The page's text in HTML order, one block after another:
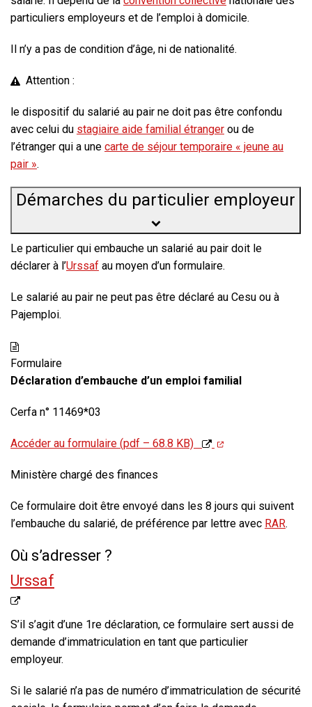
particuliers employeurs et de l’emploi à domicile.
Il n’y a pas de condition d’âge, ni de nationalité.
Attention :
le dispositif du salarié au pair ne doit pas être confondu
avec celui du stagiaire aide familial étranger ou de
l’étranger qui a une carte de séjour temporaire « jeune au
pair ».
Démarches du particulier employeur
Le particulier qui embauche un salarié au pair doit le
déclarer à l’Urssaf au moyen d’un formulaire.
Le salarié au pair ne peut pas être déclaré au Cesu ou à
Pajemploi.
Formulaire
Déclaration d’embauche d’un emploi familial
Cerfa n° 11469*03
Accéder au formulaire (pdf – 68.8 KB)
Ministère chargé des finances
Ce formulaire doit être envoyé dans les 8 jours qui suivent
l’embauche du salarié, de préférence par lettre avec RAR.
Où s’adresser ?
Urssaf
S’il s’agit d’une 1re déclaration, ce formulaire sert aussi de
demande d’immatriculation en tant que particulier
employeur.
Si le salarié n’a pas de numéro d’immatriculation de sécurité